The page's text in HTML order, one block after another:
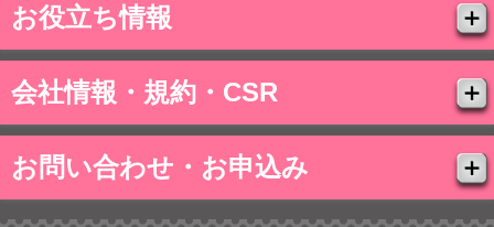
お役立ち情報
会社情報・規約・CSR
お問い合わせ・お申込み